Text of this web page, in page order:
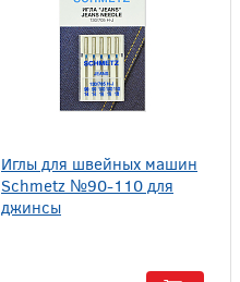
Иглы для швейных машин
Schmetz №90-110 для
джинсы